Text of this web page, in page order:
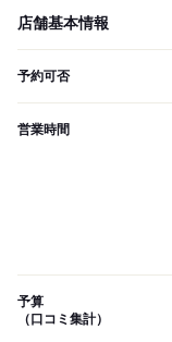
店舗基本情報
予約可否
営業時間
予算
（口コミ集計）